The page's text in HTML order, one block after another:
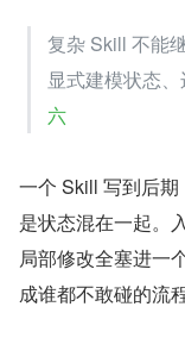
复杂 Skill 不能
显式建模状态、
六
一个 Skill 写到后
是状态混在一起。
局部修改全塞进一
成谁都不敢碰的流